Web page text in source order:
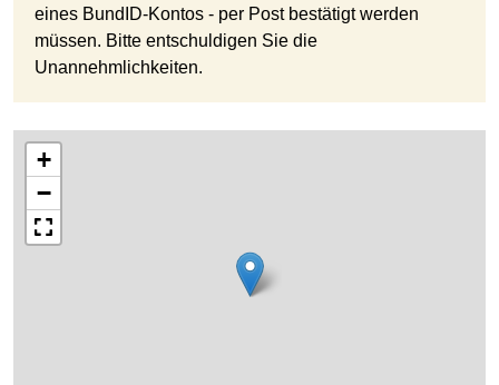
eines BundID-Kontos - per Post bestätigt werden
müssen. Bitte entschuldigen Sie die
Unannehmlichkeiten.
+
−